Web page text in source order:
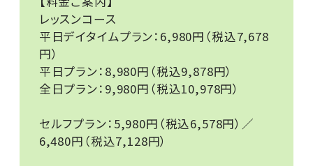
レッスンコース
平日デイタイムプラン：6,980円（税込7,678
円）
平日プラン：8,980円（税込9,878円）
全日プラン：9,980円（税込10,978円）
セルフプラン：5,980円（税込6,578円）／
6,480円（税込7,128円）